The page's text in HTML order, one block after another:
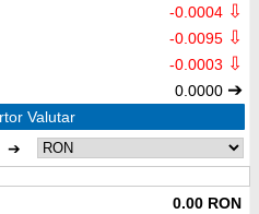
-0.0004 ⇩
-0.0095 ⇩
-0.0003 ⇩
0.0000 ➔
Valutar
➔
0.00 RON